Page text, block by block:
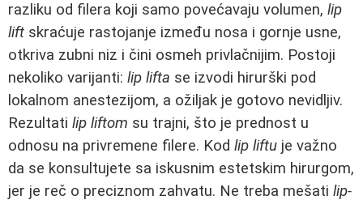
razliku od filera koji samo povećavaju volumen, lip
lift skraćuje rastojanje između nosa i gornje usne,
otkriva zubni niz i čini osmeh privlačnijim. Postoji
nekoliko varijanti: lip lifta se izvodi hirurški pod
lokalnom anestezijom, a ožiljak je gotovo nevidljiv.
Rezultati lip liftom su trajni, što je prednost u
odnosu na privremene filere. Kod lip liftu je važno
da se konsultujete sa iskusnim estetskim hirurgom,
jer je reč o preciznom zahvatu. Ne treba mešati lip-